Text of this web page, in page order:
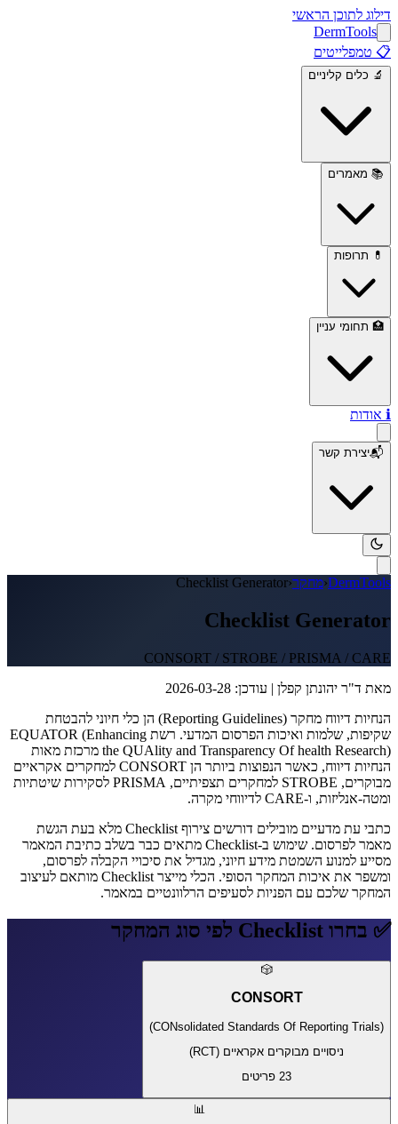
דילוג לתוכן הראשי
DermTools
📋 טמפלייטים
🔬 כלים קליניים
📚 מאמרים
💊 תרופות
🏥 תחומי עניין
ℹ️ אודות
📬יצירת קשר
DermTools
‹מחקר‹
Checklist Generator
Checklist Generator
CONSORT / STROBE / PRISMA / CARE
מאת ד"ר יהונתן קפלן | עודכן: 2026-03-28
הנחיות דיווח מחקר (Reporting Guidelines) הן כלי חיוני להבטחת
שקיפות, שלמות ואיכות הפרסום המדעי. רשת EQUATOR (Enhancing
the QUAlity and Transparency Of health Research) מרכזת מאות
הנחיות דיווח, כאשר הנפוצות ביותר הן CONSORT למחקרים אקראיים
מבוקרים, STROBE למחקרים תצפיתיים, PRISMA לסקירות שיטתיות
ומטה-אנליזות, ו-CARE לדיווחי מקרה.
כתבי עת מדעיים מובילים דורשים צירוף Checklist מלא בעת הגשת
מאמר לפרסום. שימוש ב-Checklist מתאים כבר בשלב כתיבת המאמר
מסייע למנוע השמטת מידע חיוני, מגדיל את סיכויי הקבלה לפרסום,
ומשפר את איכות המחקר הסופי. הכלי מייצר Checklist מותאם לעיצוב
המחקר שלכם עם הפניות לסעיפים הרלוונטיים במאמר.
✅ בחרו Checklist לפי סוג המחקר
🎲
CONSORT
(
CONsolidated Standards Of Reporting Trials
)
ניסויים מבוקרים אקראיים (RCT)
23 פריטים
📊